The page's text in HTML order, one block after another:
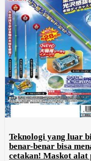
Teknologi yang luar
benar-benar bisa
cetakan! Maskot